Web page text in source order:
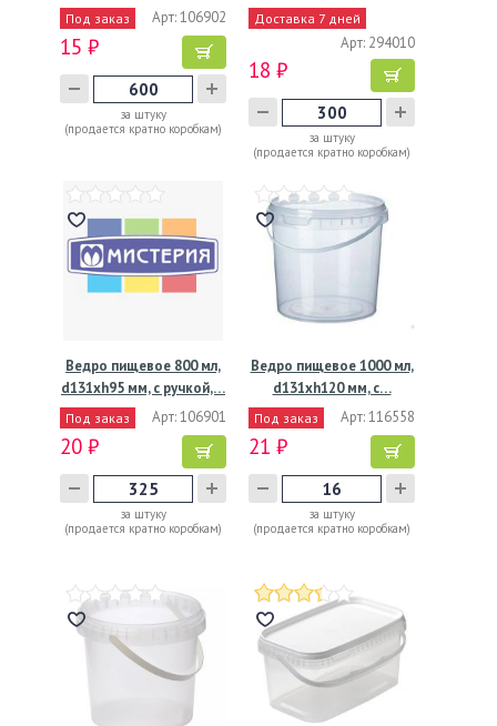
Под заказ Арт: 106902
15 ₽
за штуку
(продается кратно коробкам)
Доставка 7 дней
Арт: 294010
18 ₽
за штуку
(продается кратно коробкам)
Ведро пищевое 800 мл,
d131хh95 мм, с ручкой,…
Под заказ Арт: 106901
20 ₽
за штуку
(продается кратно коробкам)
Ведро пищевое 1000 мл,
d131хh120 мм, с…
Под заказ Арт: 116558
21 ₽
за штуку
(продается кратно коробкам)